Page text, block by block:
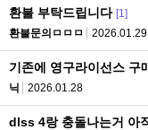
환불 부탁드립니다 [1]
환불문의ㅁㅁㅁ
2026.01.29
기존에 영구라이선스 구
닉
2026.01.28
dlss 4랑 충돌나는거 아